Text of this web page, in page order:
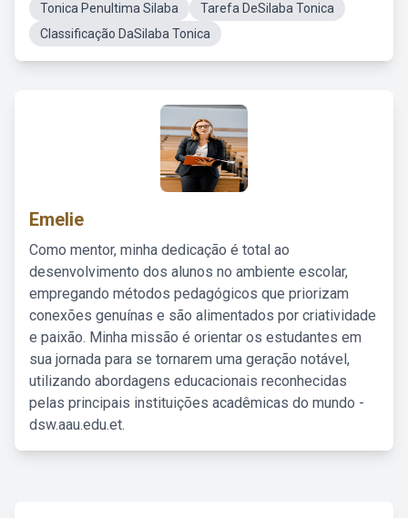
Tonica Penultima Silaba
Tarefa DeSilaba Tonica
Classificação DaSilaba Tonica
Emelie
Como mentor, minha dedicação é total ao
desenvolvimento dos alunos no ambiente escolar,
empregando métodos pedagógicos que priorizam
conexões genuínas e são alimentados por criatividade
e paixão. Minha missão é orientar os estudantes em
sua jornada para se tornarem uma geração notável,
utilizando abordagens educacionais reconhecidas
pelas principais instituições acadêmicas do mundo -
dsw.aau.edu.et.